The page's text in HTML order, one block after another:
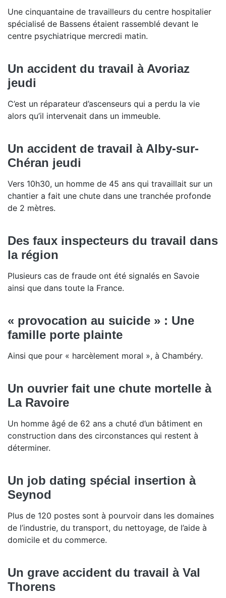
Une cinquantaine de travailleurs du centre hospitalier
spécialisé de Bassens étaient rassemblé devant le
centre psychiatrique mercredi matin.
Un accident du travail à Avoriaz
jeudi
C’est un réparateur d’ascenseurs qui a perdu la vie
alors qu’il intervenait dans un immeuble.
Un accident de travail à Alby-sur-
Chéran jeudi
Vers 10h30, un homme de 45 ans qui travaillait sur un
chantier a fait une chute dans une tranchée profonde
de 2 mètres.
Des faux inspecteurs du travail dans
la région
Plusieurs cas de fraude ont été signalés en Savoie
ainsi que dans toute la France.
« provocation au suicide » : Une
famille porte plainte
Ainsi que pour « harcèlement moral », à Chambéry.
Un ouvrier fait une chute mortelle à
La Ravoire
Un homme âgé de 62 ans a chuté d’un bâtiment en
construction dans des circonstances qui restent à
déterminer.
Un job dating spécial insertion à
Seynod
Plus de 120 postes sont à pourvoir dans les domaines
de l’industrie, du transport, du nettoyage, de l’aide à
domicile et du commerce.
Un grave accident du travail à Val
Thorens